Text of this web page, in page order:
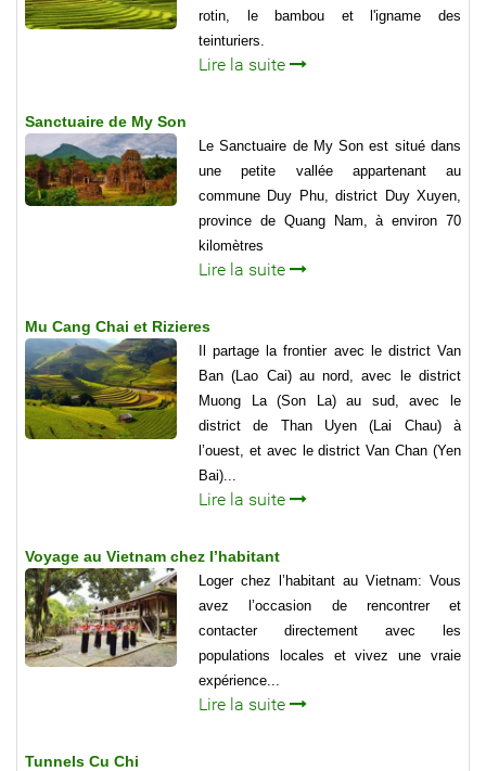
rotin, le bambou et l'igname des
teinturiers.
Lire la suite
Sanctuaire de My Son
Le Sanctuaire de My Son est situé dans
une petite vallée appartenant au
commune Duy Phu, district Duy Xuyen,
province de Quang Nam, à environ 70
kilomètres
Lire la suite
Mu Cang Chai et Rizieres
Il partage la frontier avec le district Van
Ban (Lao Cai) au nord, avec le district
Muong La (Son La) au sud, avec le
district de Than Uyen (Lai Chau) à
l’ouest, et avec le district Van Chan (Yen
Bai)...
Lire la suite
Voyage au Vietnam chez l’habitant
Loger chez l’habitant au Vietnam: Vous
avez l’occasion de rencontrer et
contacter directement avec les
populations locales et vivez une vraie
expérience...
Lire la suite
Tunnels Cu Chi